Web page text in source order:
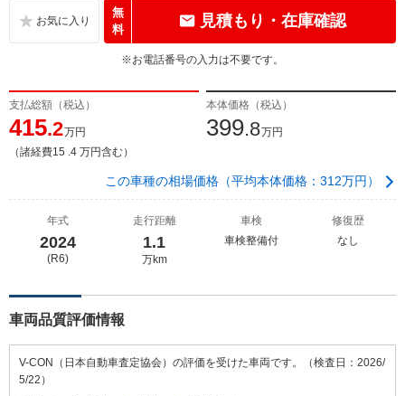
無
料
見積もり・在庫確認
※お電話番号の入力は不要です。
支払総額（税込）
415.2万円
（諸経費15 .4 万円含む）
本体価格（税込）
399.8万円
この車種の相場価格（平均本体価格：312万円）
年式
2024
(R6)
走行距離
1.1
万km
車検
車検整備付
修復歴
なし
車両品質評価情報
V-CON（日本自動車査定協会）の評価を受けた車両です。（検査日：2026/
5/22）